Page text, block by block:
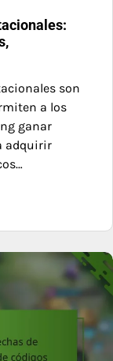
son
a los
ganar
adquirir